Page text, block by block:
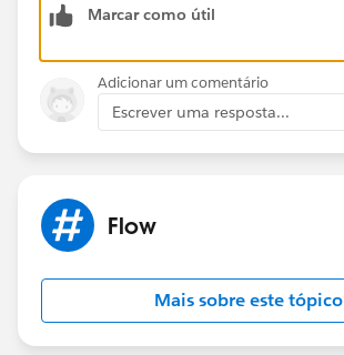
Marcar como útil
Adicionar um comentário
Escrever uma resposta...
Flow
Mais sobre este tópico